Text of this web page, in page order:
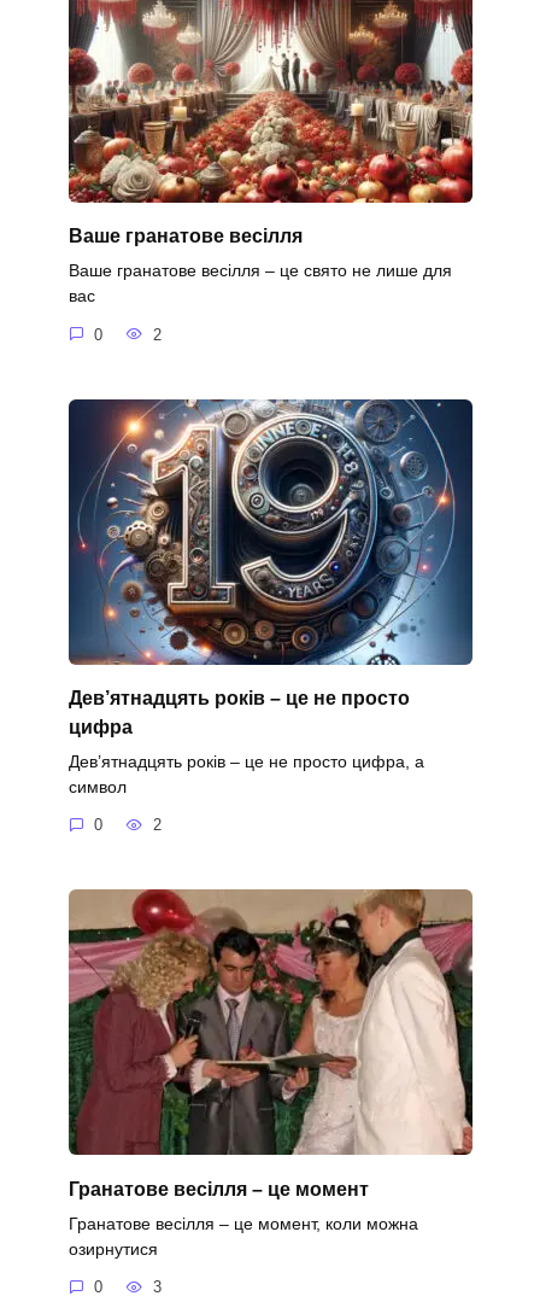
Ваше гранатове весілля
Ваше гранатове весілля – це свято не лише для
вас
0 2
Дев’ятнадцять років – це не просто
цифра
Дев’ятнадцять років – це не просто цифра, а
символ
0 2
Гранатове весілля – це момент
Гранатове весілля – це момент, коли можна
озирнутися
0 3